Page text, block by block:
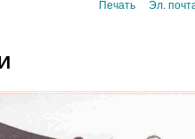
Печать Эл.